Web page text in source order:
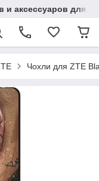
и аксессуаров для
Чохли для ZTE